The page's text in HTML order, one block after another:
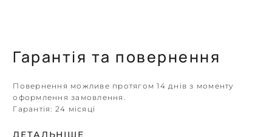
Гарантія та повернення
Повернення можливе протягом 14 днів з моменту
оформлення замовлення.
Гарантія: 24 місяці
ДЕТАЛЬНІШЕ